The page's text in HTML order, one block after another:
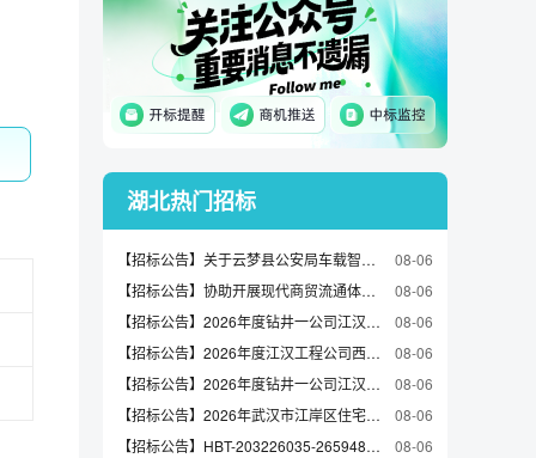
湖北热门招标
【招标公告】关于云梦县公安局车载智能一体化警灯采购项目第二次的招标项目公告
08-06
【招标公告】协助开展现代商贸流通体系试点城市建设项目第三方审计服务竞争性磋商公告
08-06
【招标公告】2026年度钻井一公司江汉工区及武汉基地后勤生活服务项目招标项目公告
08-06
【招标公告】2026年度江汉工程公司西南工区钻井队生活服务项目招标项目公告
08-06
【招标公告】2026年度钻井一公司江汉工区钻井队及中南基地生活服务项目招标项目公告
08-06
【招标公告】2026年武汉市江岸区住宅老旧电梯更新项目初步设计（评定分离）
08-06
【招标公告】HBT-203226035-265948湖北中医药大学中医药传承创新发展重大科研设备更新项目（十五）第二次招标公告
08-06